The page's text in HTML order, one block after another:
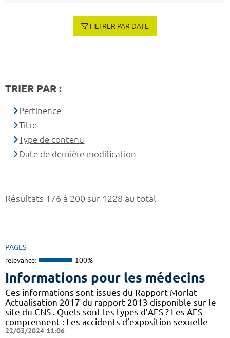
Résultats 176 à 200 sur 1228 au total
PAGES
relevance: 100%
Informations pour les médecins
Ces informations sont issues du Rapport Morlat
Actualisation 2017 du rapport 2013 disponible sur le
site du CNS . Quels sont les types d’AES ? Les AES
comprennent : Les accidents d’exposition sexuelle
22/03/2024 11:06
FILTRER PAR DATE
TRIER PAR :
Pertinence
Titre
Type de contenu
Date de dernière modification